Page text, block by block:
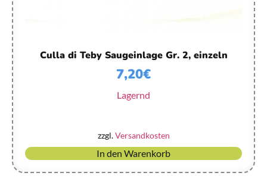
Culla di Teby Saugeinlage Gr. 2, einzeln
7,20€
Lagernd
zzgl.Versandkosten
In den Warenkorb